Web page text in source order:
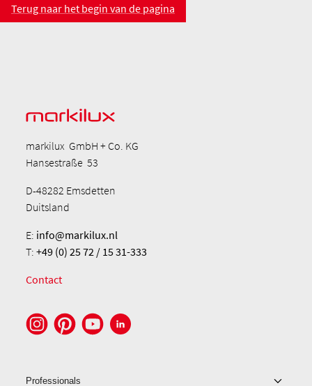
Terug naar het begin van de pagina
markilux GmbH + Co. KG
Hansestraße 53
D-48282 Emsdetten
Duitsland
E: info@markilux.nl
T:+49 (0) 25 72 / 15 31-333
Contact
Professionals